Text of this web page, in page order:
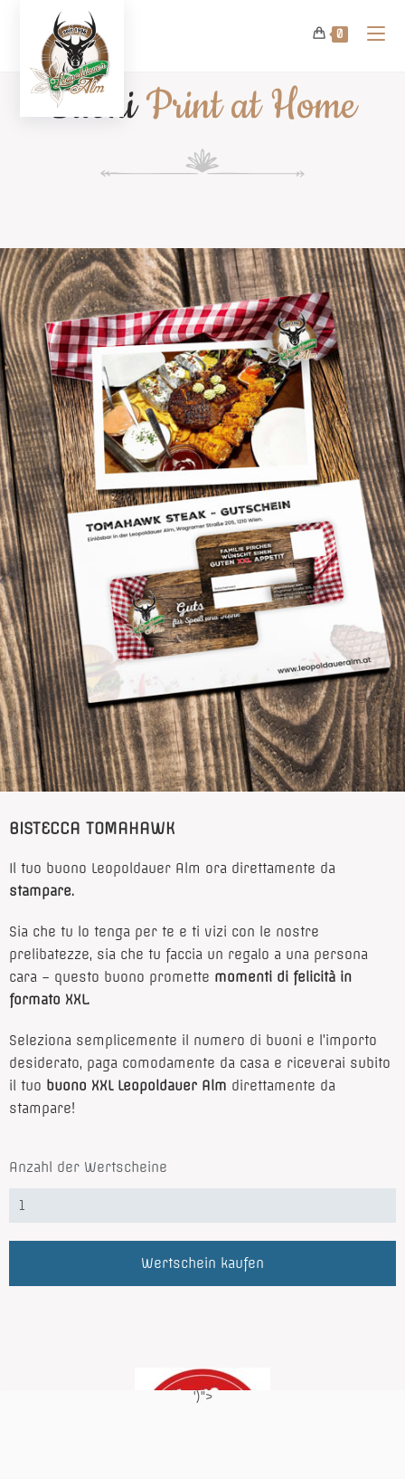
0
BuoniPrint at Home
BISTECCA TOMAHAWK
Il tuo buono Leopoldauer Alm ora direttamente da
stampare.
Sia che tu lo tenga per te e ti vizi con le nostre
prelibatezze, sia che tu faccia un regalo a una persona
cara – questo buono promette momenti di felicità in
formato XXL.
Seleziona semplicemente il numero di buoni e l’importo
desiderato, paga comodamente da casa e riceverai subito
il tuo buono XXL Leopoldauer Alm direttamente da
stampare!
Anzahl der Wertscheine
Wertschein kaufen
')">